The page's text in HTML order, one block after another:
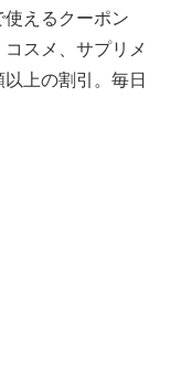
えるクーポン
スメ、サプリメ
上の割引。毎日